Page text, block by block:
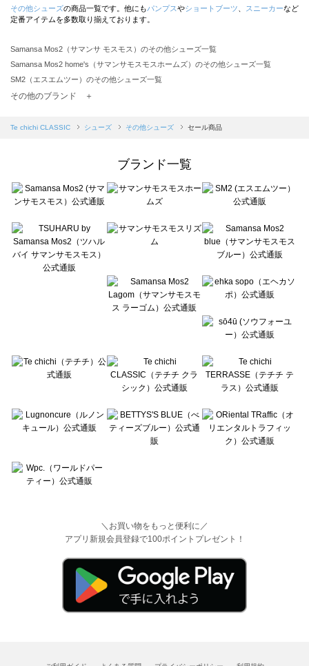
その他シューズの商品一覧です。他にもパンプスやショートブーツ スニーカーなど
定番アイテムを多数取り揃えております。
Samansa Mos2（サマンサ モスモス）のその他シューズ一覧
Samansa Mos2 home's（サマンサモスモスホームズ）のその他シューズ一覧
SM2（エスエムツー）のその他シューズ一覧
Samansa Mos2 blue（サマンサモスモス ブルー）のその他シューズ一覧
sō4ū（ソウフォーユー）のその他シューズ一覧
Te chichi（テチチ）のその他シューズ一覧
Te chichi CLASSIC（テチチ クラシック）のその他シューズ一覧
Lugnoncure（ルノンキュール）のその他シューズ一覧
BETTY'S BLUE（べティーズブルー）のその他シューズ一覧
Wpc.（ワールドパーティー）のその他シューズ一覧
その他のブランド ＋
Te chichi CLASSIC シューズ その他シューズ セール商品
ブランド一覧
＼お買い物をもっと便利に／
アプリ新規会員登録で100ポイントプレゼント！